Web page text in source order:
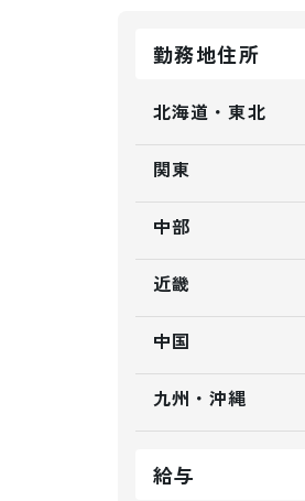
勤務地住所
北海道・東北
関東
中部
近畿
中国
九州・沖縄
給与